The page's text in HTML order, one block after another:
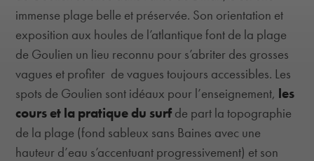
immense plage belle et préservée. Son orientation et
exposition aux houles de l’atlantique font de la plage
de Goulien un lieu reconnu pour s’abriter des grosses
vagues et profiter de vagues toujours accessibles. Les
spots de Goulien sont idéaux pour l’enseignement, les
cours et la pratique du surf de part la topographie
de la plage (fond sableux sans Baines avec une
hauteur d’eau s’accentuant progressivement) et son